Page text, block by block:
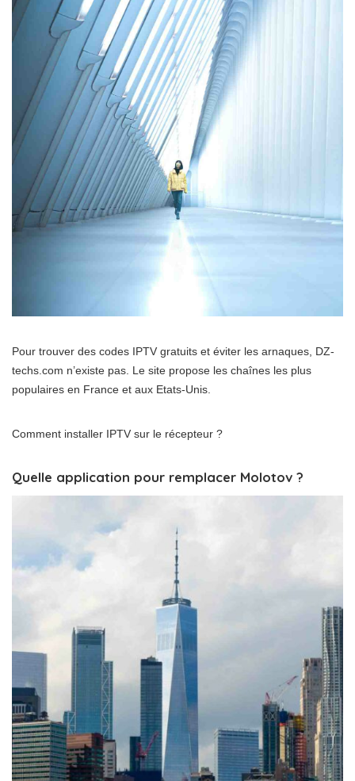
Pour trouver des codes IPTV gratuits et éviter les arnaques, DZ-
techs.com n’existe pas. Le site propose les chaînes les plus
populaires en France et aux Etats-Unis.
Comment installer IPTV sur le récepteur ?
Quelle application pour remplacer Molotov ?